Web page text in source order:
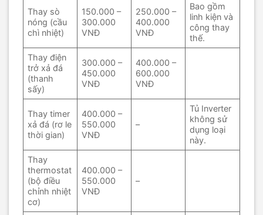
Thay sò
nóng (cầu
chì nhiệt)
150.000 –
300.000
VNĐ
250.000 –
400.000
VNĐ
Bao gồm
linh kiện và
công thay
thế.
Thay điện
trở xả đá
(thanh
sấy)
300.000 –
450.000
VNĐ
400.000 –
600.000
VNĐ
Thay timer
xả đá (rơ le
thời gian)
400.000 –
550.000
VNĐ
–
Tủ Inverter
không sử
dụng loại
này.
Thay
thermostat
(bộ điều
chỉnh nhiệt
cơ)
400.000 –
550.000
VNĐ
–